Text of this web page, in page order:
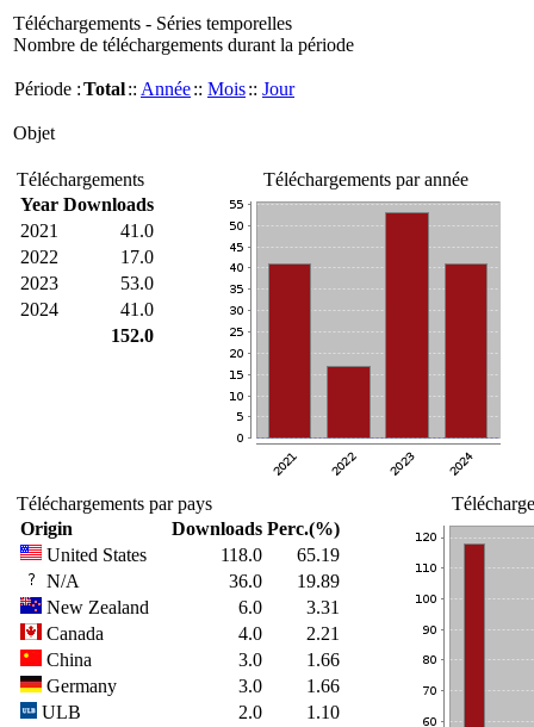
Téléchargements - Séries temporelles
Nombre de téléchargements durant la période
Période :Total:: Année:: Mois:: Jour
Objet
Téléchargements
Year Downloads
2021
41.0
2022
17.0
2023
53.0
2024
41.0
152.0
Téléchargements par année
Téléchargements par pays
Origin
Downloads Perc.(%)
United States
118.0
65.19
N/A
36.0
19.89
New Zealand
6.0
3.31
Canada
4.0
2.21
China
3.0
1.66
Germany
3.0
1.66
ULB
2.0
1.10